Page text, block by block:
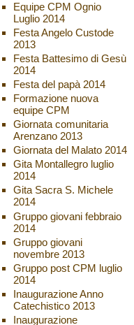
Equipe CPM Ognio
Luglio 2014
Festa Angelo Custode
2013
Festa Battesimo di Gesù
2014
Festa del papà 2014
Formazione nuova
equipe CPM
Giornata comunitaria
Arenzano 2013
Giornata del Malato 2014
Gita Montallegro luglio
2014
Gita Sacra S. Michele
2014
Gruppo giovani febbraio
2014
Gruppo giovani
novembre 2013
Gruppo post CPM luglio
2014
Inaugurazione Anno
Catechistico 2013
Inaugurazione